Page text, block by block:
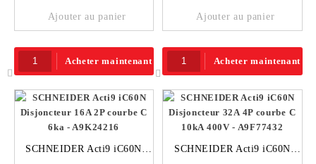
Ajouter au panier
Acheter maintenant
Ajouter au panier
Acheter maintenant
SCHNEIDER Acti9 iC60N
SCHNEIDER Acti9 iC60N